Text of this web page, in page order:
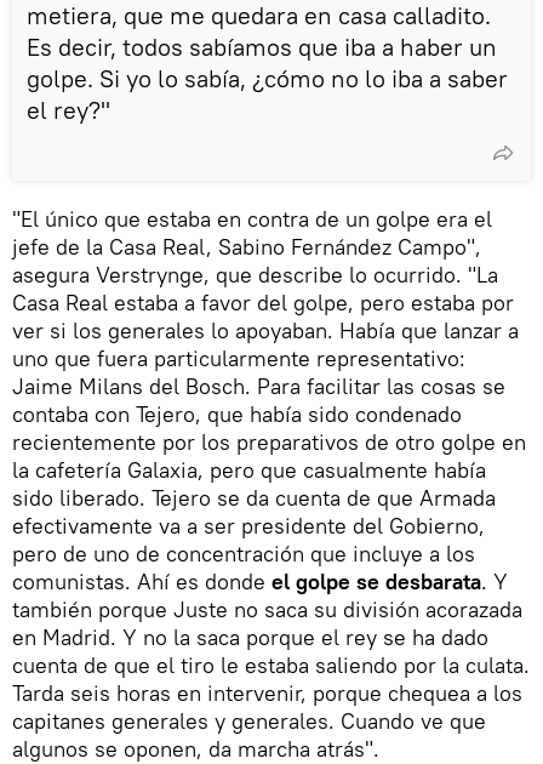
metiera, que me quedara en casa calladito.
Es decir, todos sabíamos que iba a haber un
golpe. Si yo lo sabía, ¿cómo no lo iba a saber
el rey?"
"El único que estaba en contra de un golpe era el
jefe de la Casa Real, Sabino Fernández Campo",
asegura Verstrynge, que describe lo ocurrido. "La
Casa Real estaba a favor del golpe, pero estaba por
ver si los generales lo apoyaban. Había que lanzar a
uno que fuera particularmente representativo:
Jaime Milans del Bosch. Para facilitar las cosas se
contaba con Tejero, que había sido condenado
recientemente por los preparativos de otro golpe en
la cafetería Galaxia, pero que casualmente había
sido liberado. Tejero se da cuenta de que Armada
efectivamente va a ser presidente del Gobierno,
pero de uno de concentración que incluye a los
comunistas. Ahí es donde el golpe se desbarata. Y
también porque Juste no saca su división acorazada
en Madrid. Y no la saca porque el rey se ha dado
cuenta de que el tiro le estaba saliendo por la culata.
Tarda seis horas en intervenir, porque chequea a los
capitanes generales y generales. Cuando ve que
algunos se oponen, da marcha atrás".